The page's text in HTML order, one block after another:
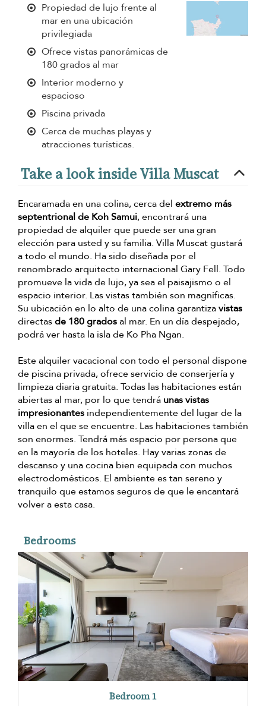
Propiedad de lujo frente al
mar en una ubicación
privilegiada
Ofrece vistas panorámicas de
180 grados al mar
Interior moderno y
espacioso
Piscina privada
Cerca de muchas playas y
atracciones turísticas.
Take a look inside Villa Muscat
Encaramada en una colina, cerca del extremo más
septentrional de Koh Samui, encontrará una
propiedad de alquiler que puede ser una gran
elección para usted y su familia. Villa Muscat gustará
a todo el mundo. Ha sido diseñada por el
renombrado arquitecto internacional Gary Fell. Todo
promueve la vida de lujo, ya sea el paisajismo o el
espacio interior. Las vistas también son magníficas.
Su ubicación en lo alto de una colina garantizavistas
directasde 180 gradosal mar. En un día despejado,
podrá ver hasta la isla de Ko Pha Ngan.
Este alquiler vacacional con todo el personal dispone
de piscina privada, ofrece servicio de conserjería y
limpieza diaria gratuita. Todas las habitaciones están
abiertas al mar, por lo que tendrá unas vistas
impresionantes independientemente del lugar de la
villa en el que se encuentre. Las habitaciones también
son enormes. Tendrá más espacio por persona que
en la mayoría de los hoteles. Hay varias zonas de
descanso y una cocina bien equipada con muchos
electrodomésticos. El ambiente es tan sereno y
tranquilo que estamos seguros de que le encantará
volver a esta casa.
Bedrooms
Bedroom 1